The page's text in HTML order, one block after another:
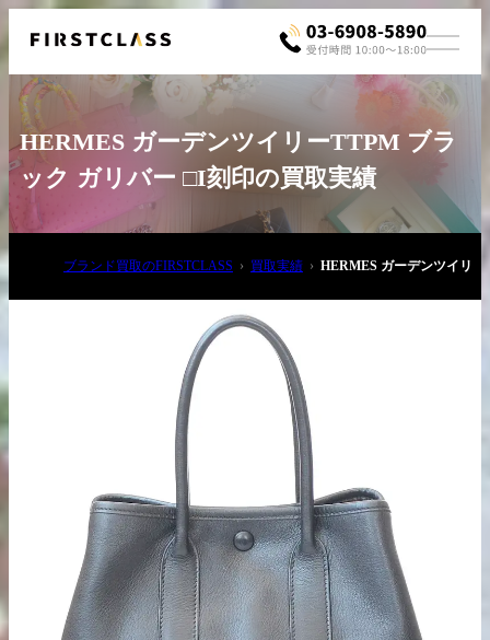
03-6908-5890
出張買取の
お申込み
宅配買取の
お申込み
HERMES ガーデンツイリーTTPM ブラ
ック ガリバー □I刻印の買取実績
ブランド買取のFIRSTCLASS 買取実績 HERMES ガーデンツイリ